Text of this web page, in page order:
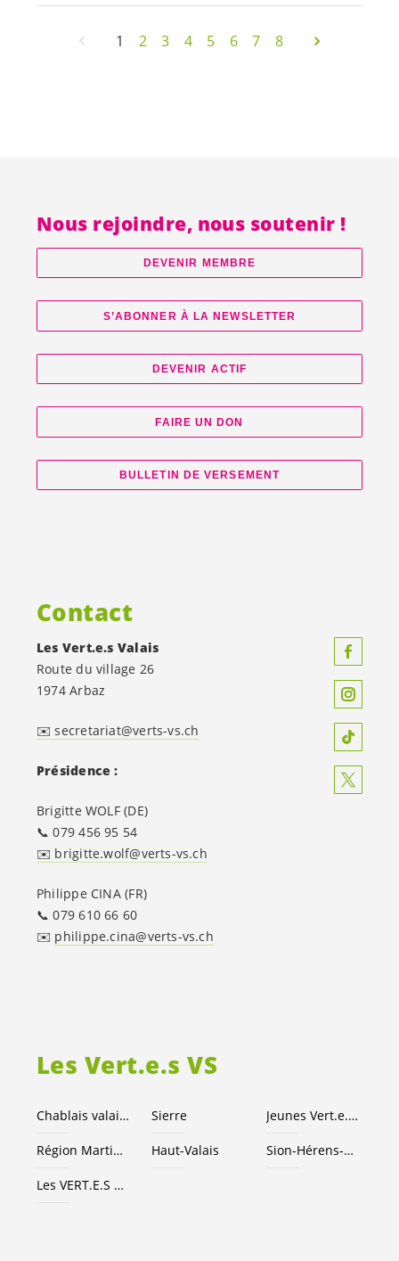
1 2 3 4 5 6 7 8
Nous rejoindre, nous soutenir !
DEVENIR MEMBRE
S’ABONNER À LA NEWSLETTER
DEVENIR ACTIF
FAIRE UN DON
BULLETIN DE VERSEMENT
Contact
Les Vert.e.s Valais
Route du village 26
1974 Arbaz
✉️ secretariat@verts-vs.ch
Présidence :
Brigitte WOLF (DE)
📞 079 456 95 54
✉️ brigitte.wolf@verts-vs.ch
Philippe CINA (FR)
📞 079 610 66 60
✉️ philippe.cina@verts-vs.ch
Les Vert.e.s VS
Chablais valaisan Sierre Jeunes Vert.e.x.s
Région Martigny Haut-Valais Sion-Hérens-Conthey
Les VERT.E.S